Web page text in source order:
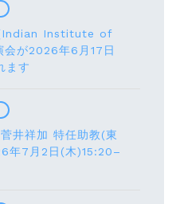
Institute of
が2026年6月17⽇
ます
井祥加 特任助教(東
年7月2日(木)15:20–